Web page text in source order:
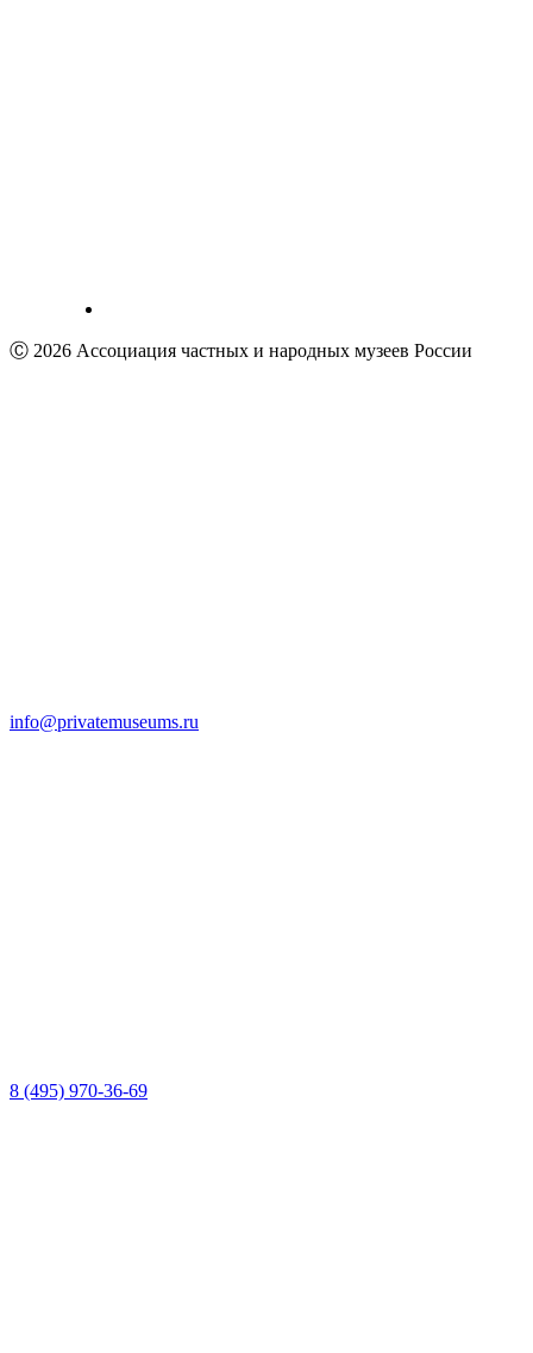
Ⓒ 2026 Ассоциация частных и народных музеев России
info@privatemuseums.ru
8 (495) 970-36-69